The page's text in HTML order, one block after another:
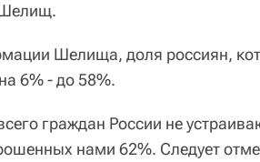
Шелища, доля россиян,
6% - до 58%.
граждан России не
нами 62%. Следует